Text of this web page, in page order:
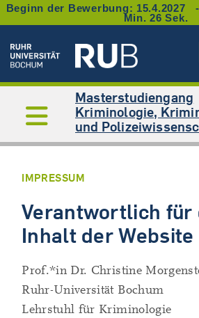
Beginn der Bewerbung: 15.4.2027
Min. 26 Sek.
Masterstudiengang
Kriminologie,
und
IMPRESSUM
Verantwortlich für
Inhalt der Website
Prof.*in Dr. Christine
Ruhr-Universität Bochum
Lehrstuhl für Kriminologie